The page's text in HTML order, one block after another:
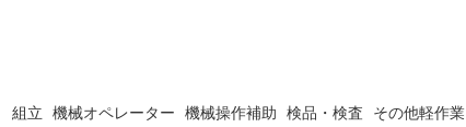
組立 機械オペレーター 機械操作補助 検品・検査 その他軽作業